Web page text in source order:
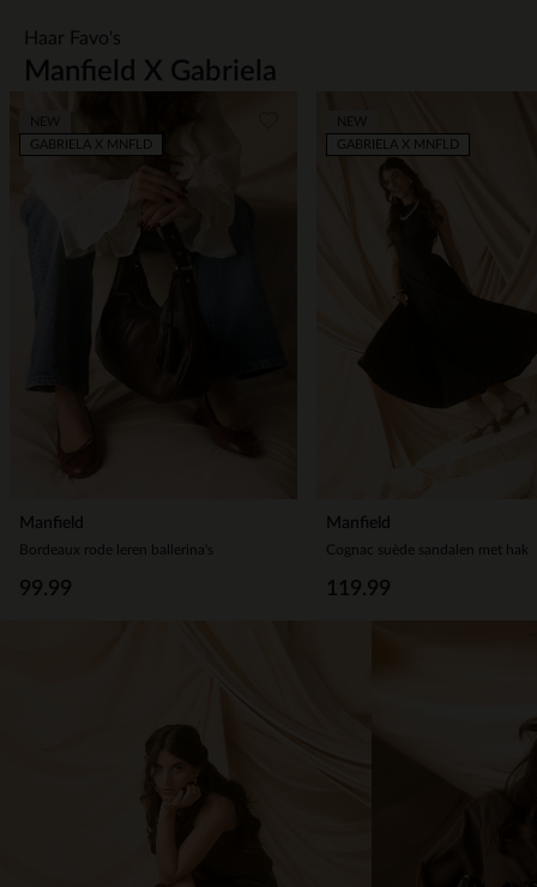
Manfield X Gabriela
Haar Favo's
Manfield
Bordeaux rode leren ballerina's
99.99
GABRIELA X MNFLD
Manfield
Cognac suède sandalen met hak
119.99
GABRIELA X MNFLD